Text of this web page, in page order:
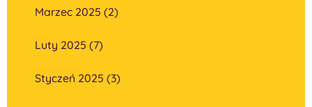
Marzec 2025 (2)
Luty 2025 (7)
Styczeń 2025 (3)